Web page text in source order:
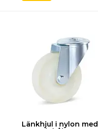
Länkhjul i nylon med